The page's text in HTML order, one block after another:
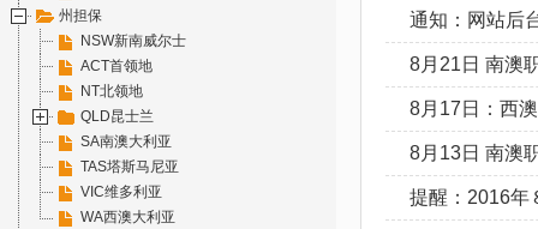
州担保
NSW新南威尔士
ACT首领地
NT北领地
QLD昆士兰
SA南澳大利亚
TAS塔斯马尼亚
VIC维多利亚
WA西澳大利亚
通知：网站后
8月21日 南澳
8月17日：西
8月13日 南澳
提醒：2016年